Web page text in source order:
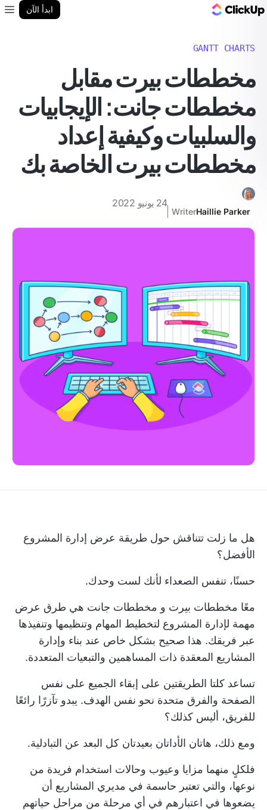
ابدأ الآن
GANTT CHARTS
مخططات بيرت مقابل
مخططات جانت: الإيجابيات
والسلبيات وكيفية إعداد
مخططات بيرت الخاصة بك
Haillie Parker
Writer
24 يونيو 2022
هل ما زلت تتناقش حول طريقة عرض إدارة المشروع
الأفضل؟
حسنًا، تنفس الصعداء لأنك لست وحدك.
معًا مخططات بيرت و مخططات جانت هي طرق عرض
مهمة لإدارة المشروع لتخطيط المهام وتنظيمها وتنفيذها
عبر فريقك. هذا صحيح بشكل خاص عند بناء وإدارة
المشاريع المعقدة ذات المساهمين والتبعيات المتعددة.
تساعد كلتا الطريقتين على إبقاء الجميع على نفس
الصفحة والفرق متحدة نحو نفس الهدف. يبدو تآزرًا رائعًا
للفريق، أليس كذلك؟
ومع ذلك، هاتان الأداتان بعيدتان كل البعد عن التبادلية.
فلكلٍ منهما مزايا وعيوب وحالات استخدام فريدة من
نوعها، والتي تعتبر حاسمة في مديري المشاريع أن
يضعوها في اعتبارهم في أي مرحلة من مراحل حياتهم